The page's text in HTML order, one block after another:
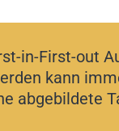
in-First-out
kann
abgebildete